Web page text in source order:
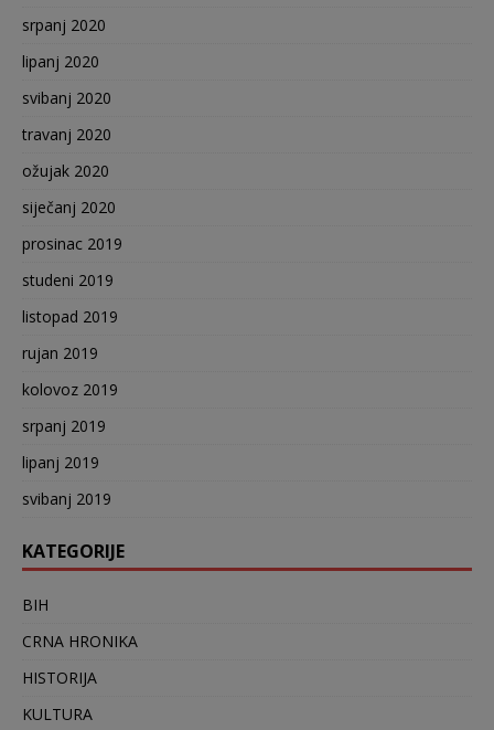
srpanj 2020
lipanj 2020
svibanj 2020
travanj 2020
ožujak 2020
siječanj 2020
prosinac 2019
studeni 2019
listopad 2019
rujan 2019
kolovoz 2019
srpanj 2019
lipanj 2019
svibanj 2019
KATEGORIJE
BIH
CRNA HRONIKA
HISTORIJA
KULTURA